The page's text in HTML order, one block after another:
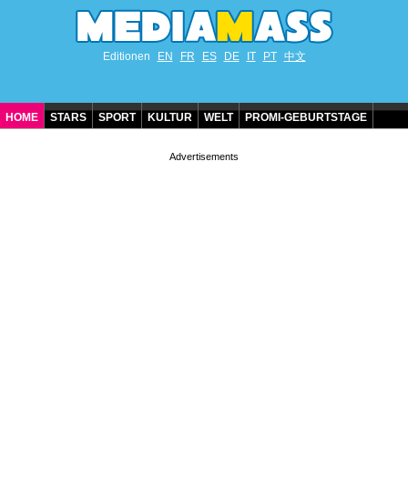
Editionen EN FR ES DE IT PT 中文
HOME STARS SPORT KULTUR WELT PROMI-GEBURTSTAGE